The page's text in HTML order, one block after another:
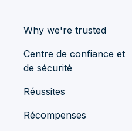
Why we're trusted
Centre de confiance et
de sécurité
Réussites
Récompenses